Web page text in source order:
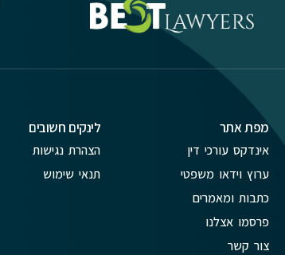
מפת אתר
אינדקס עורכי דין
ערוץ וידאו משפטי
כתבות ומאמרים
פרסמו אצלנו
צור קשר
לינקים חשובים
הצהרת נגישות
תנאי שימוש